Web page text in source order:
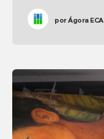
porÁgora ECA